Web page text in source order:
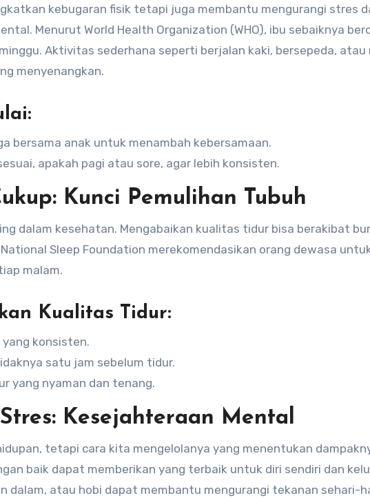
kebugaran fisik tetapi juga membantu mengurangi stres
Menurut World Health Organization (WHO), ibu sebaiknya
Aktivitas sederhana seperti berjalan kaki, bersepeda,
menyenangkan.
bersama anak untuk menambah kebersamaan.
apakah pagi atau sore, agar lebih konsisten.
Kunci Pemulihan Tubuh
dalam kesehatan. Mengabaikan kualitas tidur bisa berakibat
Sleep Foundation merekomendasikan orang dewasa
malam.
Kualitas Tidur:
konsisten.
satu jam sebelum tidur.
yang nyaman dan tenang.
Kesejahteraan Mental
tetapi cara kita mengelolanya yang menentukan
baik dapat memberikan yang terbaik untuk diri sendiri dan
dalam, atau hobi dapat membantu mengurangi tekanan sehari-